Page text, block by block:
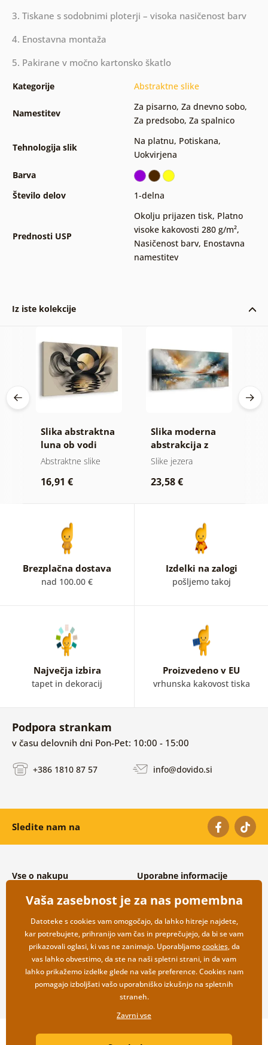
3. Tiskane s sodobnimi ploterji – visoka nasičenost barv
4. Enostavna montaža
5. Pakirane v močno kartonsko škatlo
Kategorije Abstraktne slike
Namestitev
Za pisarno, Za dnevno sobo,
Za predsobo, Za spalnico
Tehnologija slik
Na platnu, Potiskana,
Uokvirjena
Barva
Število delov
1-delna
Prednosti USP
Okolju prijazen tisk, Platno
visoke kakovosti 280 g/m²,
Nasičenost barv, Enostavna
namestitev
Iz iste kolekcije
Slika abstraktna
luna ob vodi
Abstraktne slike
16,91 €
Slika moderna
abstrakcija z
naravo
Slike jezera
23,58 €
Brezplačna dostava
nad 100.00 €
Izdelki na zalogi
pošljemo takoj
Največja izbira
tapet in dekoracij
Proizvedeno v EU
vrhunska kakovost tiska
Podpora strankam
v času delovnih dni Pon-Pet: 10:00 - 15:00
+386 1810 87 57 info@dovido.si
Sledite nam na
Vse o nakupu
Splošni in reklamacijski pogoji
Varovanje osebnih podatkov
Možnosti dostave in plačila
Vračilo blaga
Uporabne informacije
Pogosto zastavljena vprašanja
Kontakti
Veleprodaja
Copyright ©2019 © Dovido.si.
Vaša zasebnost je za nas pomembna
Datoteke s cookies vam omogočajo, da lahko hitreje najdete,
kar potrebujete, prihranijo vam čas in preprečujejo, da bi se vam
prikazovali oglasi, ki vas ne zanimajo. Uporabljamocookies, da
vas lahko obvestimo, da ste na naši spletni strani, in da vam
lahko prikažemo izdelke glede na vaše preference. Cookies nam
pomagajo izboljšati vašo uporabniško izkušnjo na spletnih
straneh.
Zavrni vse